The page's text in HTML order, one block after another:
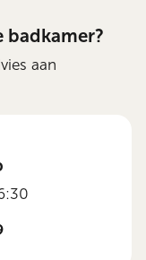
badkamer?
aan